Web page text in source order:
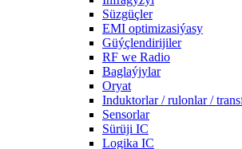
Süzgüçler
EMI optimizasiýasy
Güýçlendirijiler
RF we Radio
Baglaýjylar
Oryat
Induktorlar / rulonlar /
Sensorlar
Sürüji IC
Logika IC